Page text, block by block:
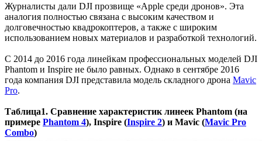
Журналисты дали DJI прозвище «Apple среди дронов». Эта
аналогия полностью связана с высоким качеством и
долговечностью квадрокоптеров, а также с широким
использованием новых материалов и разработкой технологий.
С 2014 до 2016 года линейкам профессиональных моделей DJI
Phantom и Inspire не было равных. Однако в сентябре 2016
года компания DJI представила модель складного дрона Mavic
Pro.
Таблица1. Сравнение характеристик линеек Phantom (на
примере Phantom 4), Inspire (Inspire 2) и Mavic (Mavic Pro
Combo)